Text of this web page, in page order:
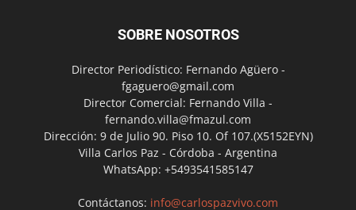
SOBRE NOSOTROS
Director Periodístico: Fernando Agüero -
fgaguero@gmail.com
Director Comercial: Fernando Villa -
fernando.villa@fmazul.com
Dirección: 9 de Julio 90. Piso 10. Of 107.(X5152EYN)
Villa Carlos Paz - Córdoba - Argentina
WhatsApp: +5493541585147
Contáctanos: info@carlospazvivo.com